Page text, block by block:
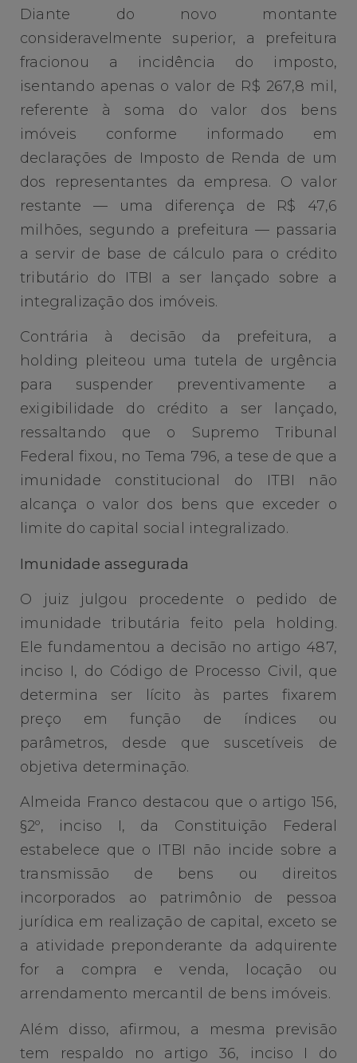
Diante do novo montante
consideravelmente superior, a prefeitura
fracionou a incidência do imposto,
isentando apenas o valor de R$ 267,8 mil,
referente à soma do valor dos bens
imóveis conforme informado em
declarações de Imposto de Renda de um
dos representantes da empresa. O valor
restante — uma diferença de R$ 47,6
milhões, segundo a prefeitura — passaria
a servir de base de cálculo para o crédito
tributário do ITBI a ser lançado sobre a
integralização dos imóveis.
Contrária à decisão da prefeitura, a
holding pleiteou uma tutela de urgência
para suspender preventivamente a
exigibilidade do crédito a ser lançado,
ressaltando que o Supremo Tribunal
Federal fixou, no Tema 796, a tese de que a
imunidade constitucional do ITBI não
alcança o valor dos bens que exceder o
limite do capital social integralizado.
Imunidade assegurada
O juiz julgou procedente o pedido de
imunidade tributária feito pela holding.
Ele fundamentou a decisão no artigo 487,
inciso I, do Código de Processo Civil, que
determina ser lícito às partes fixarem
preço em função de índices ou
parâmetros, desde que suscetíveis de
objetiva determinação.
Almeida Franco destacou que o artigo 156,
§2º, inciso I, da Constituição Federal
estabelece que o ITBI não incide sobre a
transmissão de bens ou direitos
incorporados ao patrimônio de pessoa
jurídica em realização de capital, exceto se
a atividade preponderante da adquirente
for a compra e venda, locação ou
arrendamento mercantil de bens imóveis.
Além disso, afirmou, a mesma previsão
tem respaldo no artigo 36, inciso I do